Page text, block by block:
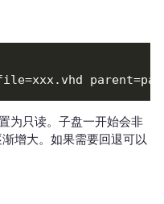
为只读。子盘一开始会非
增大。如果需要回退可以